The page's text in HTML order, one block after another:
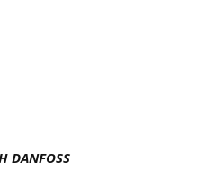
DANFOSS